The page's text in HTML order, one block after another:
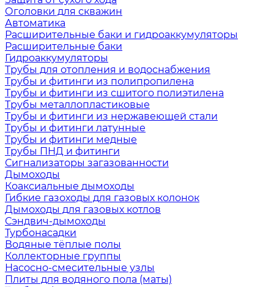
Оголовки для скважин
Автоматика
Расширительные баки и гидроаккумуляторы
Расширительные баки
Гидроаккумуляторы
Трубы для отопления и водоснабжения
Трубы и фитинги из полипропилена
Трубы и фитинги из сшитого полиэтилена
Трубы металлопластиковые
Трубы и фитинги из нержавеющей стали
Трубы и фитинги латунные
Трубы и фитинги медные
Трубы ПНД и фитинги
Сигнализаторы загазованности
Дымоходы
Коаксиальные дымоходы
Гибкие газоходы для газовых колонок
Дымоходы для газовых котлов
Сэндвич-дымоходы
Турбонасадки
Водяные тёплые полы
Коллекторные группы
Насосно-смесительные узлы
Плиты для водяного пола (маты)